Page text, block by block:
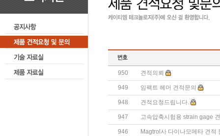
950 견적의뢰
949 임팩트 헤머 견적문의
948 견적요청드립니다.
947 고속압축시험용 strain gage
946 Magtrol사 다이나모메타 견적